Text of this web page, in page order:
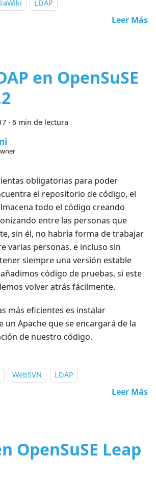
LDAP
Leer Más
en OpenSuSE
· 6 min de lectura
obligatorias para poder
el repositorio de código, el
todo el código creando
entre las personas que
sin él, no habría forma de trabajar
varias personas, e incluso sin
siempre una versión estable
código de pruebas, si este
volver atrás fácilmente.
más eficientes es instalar
un Apache que se encargará de la
de nuestro código.
WebSVN LDAP
Leer Más
OpenSuSE Leap